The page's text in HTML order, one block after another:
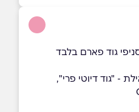
גוד פארם בלבד
- "גוד דיוטי פרי",